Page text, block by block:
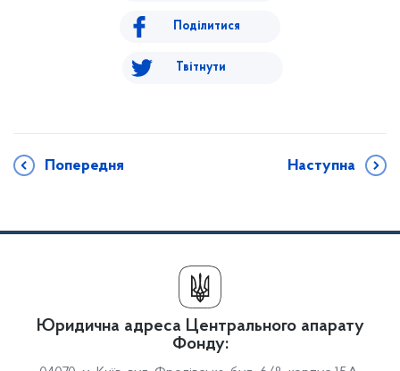
Поділитися
Твітнути
Попередня Наступна
Юридична адреса Центрального апарату
Фонду: